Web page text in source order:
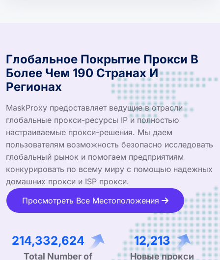
Глобальное Покрытие Прокси В
Более Чем 190 Странах И
Регионах
MaskProxy предоставляет ведущие в отрасли
глобальные прокси-ресурсы IP и полностью
настраиваемые прокси-решения. Мы даем
пользователям возможность безопасно исследовать
глобальный рынок и помогаем предприятиям
конкурировать по всему миру с помощью надежных
домашних прокси и ISP прокси.
Просмотреть Все Местоположения
330,760,223
Total Number of
18,848
Новые прокси